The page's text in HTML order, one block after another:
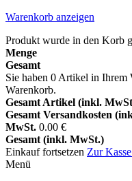
Warenkorb anzeigen
Produkt wurde in den Korb
Menge
Gesamt
Sie haben 0 Artikel in Ihrem
Warenkorb.
Gesamt Artikel (inkl.
Gesamt Versandkosten
MwSt. 0.00 €
Gesamt (inkl. MwSt.)
Einkauf fortsetzen Zur
Menü